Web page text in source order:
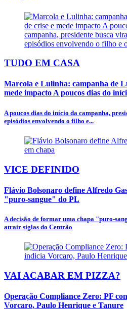
TUDO EM CASA
Marcola e Lulinha: campanha de
mede impacto A poucos dias do
A poucos dias do início da campanha,
episódios envolvendo o filho e...
VICE DEFINIDO
Flávio Bolsonaro define Alfredo
"puro-sangue" do PL
A decisão de formar uma chapa "puro-
atrair siglas do Centrão
VAI ACABAR EM PIZZA?
Operação Compliance Zero: PF
Vorcaro, Paulo Henrique e Tanure